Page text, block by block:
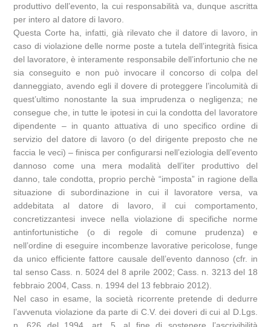
produttivo dell’evento, la cui responsabilità va, dunque ascritta
per intero al datore di lavoro.
Questa Corte ha, infatti, già rilevato che il datore di lavoro, in
caso di violazione delle norme poste a tutela dell’integrità fisica
del lavoratore, è interamente responsabile dell’infortunio che ne
sia conseguito e non può invocare il concorso di colpa del
danneggiato, avendo egli il dovere di proteggere l’incolumità di
quest’ultimo nonostante la sua imprudenza o negligenza; ne
consegue che, in tutte le ipotesi in cui la condotta del lavoratore
dipendente – in quanto attuativa di uno specifico ordine di
servizio del datore di lavoro (o del dirigente preposto che ne
faccia le veci) – finisca per configurarsi nell’eziologia dell’evento
dannoso come una mera modalità dell’iter produttivo del
danno, tale condotta, proprio perchè “imposta” in ragione della
situazione di subordinazione in cui il lavoratore versa, va
addebitata al datore di lavoro, il cui comportamento,
concretizzantesi invece nella violazione di specifiche norme
antinfortunistiche (o di regole di comune prudenza) e
nell’ordine di eseguire incombenze lavorative pericolose, funge
da unico efficiente fattore causale dell’evento dannoso (cfr. in
tal senso Cass. n. 5024 del 8 aprile 2002; Cass. n. 3213 del 18
febbraio 2004, Cass. n. 1994 del 13 febbraio 2012).
Nel caso in esame, la società ricorrente pretende di dedurre
l’avvenuta violazione da parte di C.V. dei doveri di cui al D.Lgs.